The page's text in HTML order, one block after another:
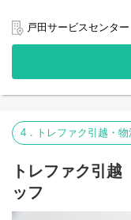
が多くある点や、事業
できる点が魅力です。
・自らの査定業務や査
ッフへ実施するなど教
挑戦や任せていく風土
・アウトプットする機
げていくことができま
の商品を取り扱ってお
んでいくことができます
・職場環境は、ワーク
ける環境を目指し整え
・アパレル（ファッシ
作成 等
事業長1名（男性・30
その他バイヤースタッ
（男性女性・20代～40
入社後は基本的には上
いただきます。
定例MTGや意見交換を
提案や発信を期待して
ンテリア・ホビー・食
ます。
9：30 出社/埼玉県戸
当日スケジュールの最
10：00-11：00 お客
ご依頼品の査定、お見
13：00 お昼休憩
↓
14：00-15：00 お客様
戸田サービスセンター
4．トレファク引越・
トレファク引
ッフ